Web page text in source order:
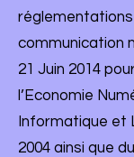
communication
21 Juin 2014
l’Economie
Informatique et
2004 ainsi que